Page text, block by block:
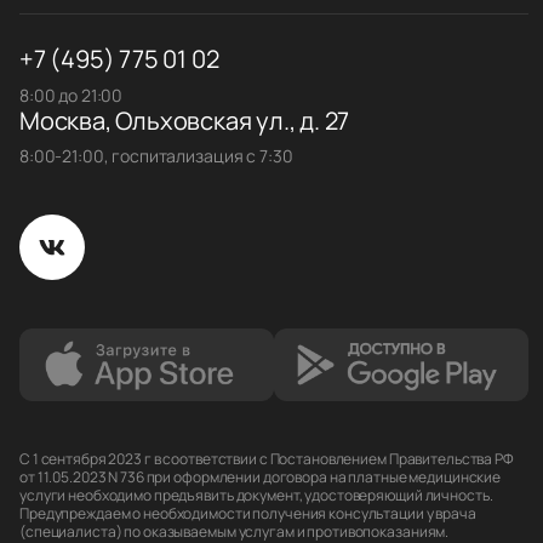
+7 (495) 775 01 02
8:00 до 21:00
Москва, Ольховская ул., д. 27
8:00-21:00, госпитализация с 7:30
С 1 сентября 2023 г в соответствии с Постановлением Правительства РФ
от 11.05.2023 N 736 при оформлении договора на платные медицинские
услуги необходимо предъявить документ, удостоверяющий личность.
Предупреждаем о необходимости получения консультации у врача
(специалиста) по оказываемым услугам и противопоказаниям.